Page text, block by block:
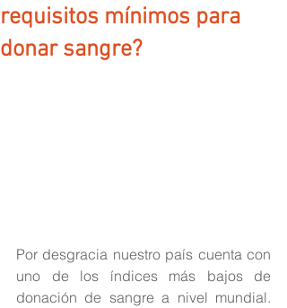
requisitos mínimos para
donar sangre?
Por desgracia nuestro país cuenta con
uno de los índices más bajos de
donación de sangre a nivel mundial.